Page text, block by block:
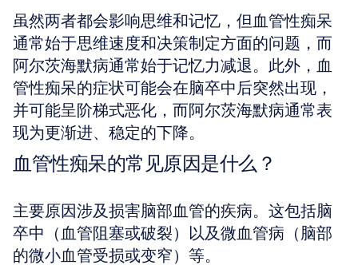
虽然两者都会影响思维和记忆，但血管性痴呆
通常始于思维速度和决策制定方面的问题，而
阿尔茨海默病通常始于记忆力减退。此外，血
管性痴呆的症状可能会在脑卒中后突然出现，
并可能呈阶梯式恶化，而阿尔茨海默病通常表
现为更渐进、稳定的下降。
血管性痴呆的常见原因是什么？
主要原因涉及损害脑部血管的疾病。这包括脑
卒中（血管阻塞或破裂）以及微血管病（脑部
的微小血管受损或变窄）等。